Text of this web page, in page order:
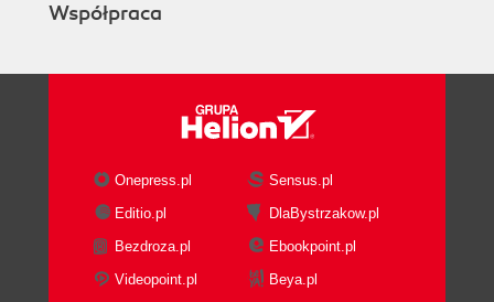
Współpraca
Onepress.pl
Sensus.pl
Editio.pl
DlaBystrzakow.pl
Bezdroza.pl
Ebookpoint.pl
Videopoint.pl
Beya.pl